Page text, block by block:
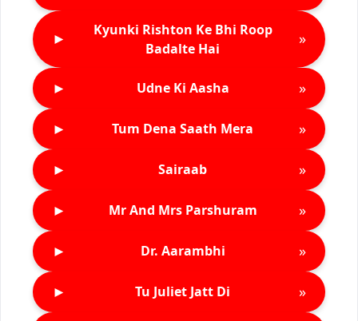
►
Kyunki Rishton Ke Bhi Roop
Badalte Hai
»
► Udne Ki Aasha »
► Tum Dena Saath Mera »
► Sairaab »
► Mr And Mrs Parshuram »
► Dr. Aarambhi »
► Tu Juliet Jatt Di »